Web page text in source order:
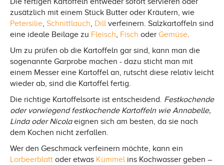
zusätzlich mit einem Stück Butter oder Kräutern, wie
Petersilie, Schnittlauch, Dillverfeinern. Salzkartoffeln sind
eine ideale Beilage zu Fleisch, Fisch oder Gemüse.
Um zu prüfen ob die Kartoffeln gar sind, kann man die
sogenannte Garprobe machen - dazu sticht man mit
einem Messer eine Kartoffel an, rutscht diese relativ leicht
wieder ab, sind die Kartoffel fertig.
Die richtige Kartoffelsorte ist entscheidend. Festkochende
oder vorwiegend festkochende Kartoffeln wie Annabelle,
Linda oder Nicolaeignen sich am besten, da sie nach
dem Kochen nicht zerfallen.
Wer den Geschmack verfeinern möchte, kann ein
Lorbeerblatt oder etwas Kümmelins Kochwasser geben –